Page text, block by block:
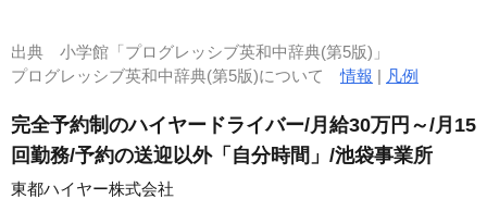
出典 小学館「プログレッシブ英和中辞典(第5版)」
プログレッシブ英和中辞典(第5版)について情報 | 凡例
完全予約制のハイヤードライバー/月給30万円～/月15
回勤務/予約の送迎以外「自分時間」/池袋事業所
東都ハイヤー株式会社